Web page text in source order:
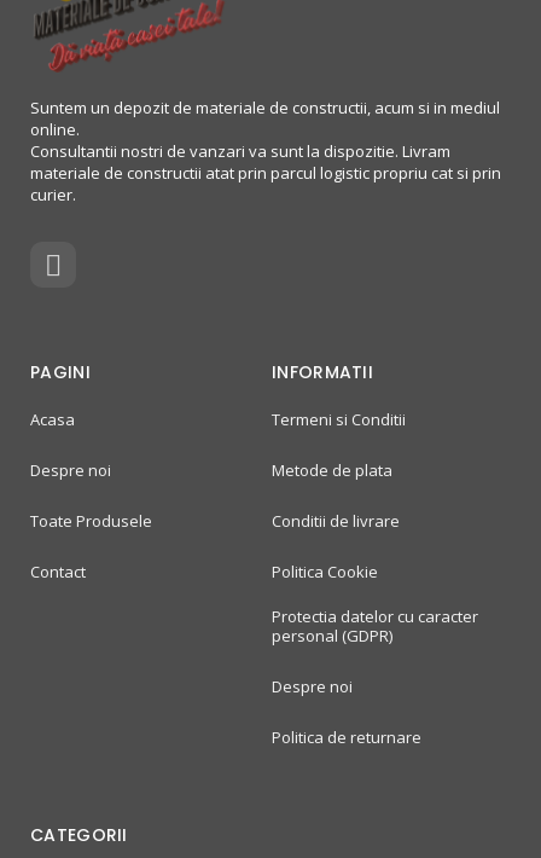
Suntem un depozit de materiale de constructii, acum si in mediul
online.
Consultantii nostri de vanzari va sunt la dispozitie. Livram
materiale de constructii atat prin parcul logistic propriu cat si prin
curier.
PAGINI
Acasa
Despre noi
Toate Produsele
Contact
INFORMATII
Termeni si Conditii
Metode de plata
Conditii de livrare
Politica Cookie
Protectia datelor cu caracter
personal (GDPR)
Despre noi
Politica de returnare
CATEGORII